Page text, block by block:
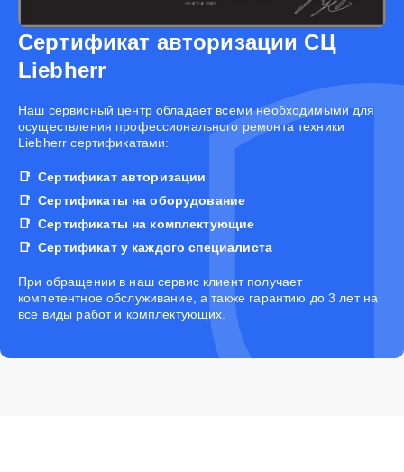
Сертификат авторизации СЦ
Liebherr
Наш сервисный центр обладает всеми необходимыми для
осуществления профессионального ремонта техники
Liebherr сертификатами:
Сертификат авторизации
Сертификаты на оборудование
Сертификаты на комплектующие
Сертификат у каждого специалиста
При обращении в наш сервис клиент получает
компетентное обслуживание, а также гарантию до 3 лет на
все виды работ и комплектующих.